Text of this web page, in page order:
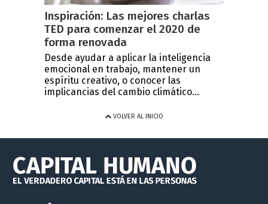
Inspiración: Las mejores charlas
TED para comenzar el 2020 de
forma renovada
Desde ayudar a aplicar la inteligencia
emocional en trabajo, mantener un
espíritu creativo, o conocer las
implicancias del cambio climático...
VOLVER AL INICIO